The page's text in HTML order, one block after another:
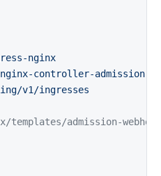
nginx
controller-admission
v1/ingresses
templates/admission-